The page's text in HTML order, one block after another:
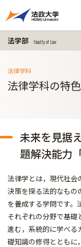
法学部 Faculty of Law
法律学科
法律学科の特色
未来を見据
題解決能力
法律学とは，現代社会
決策を探る法的なもの
を養成する学問です。
それぞれの分野で基礎
進む，系統的に学べる
礎知識の修得とともに